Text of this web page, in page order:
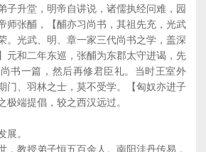
子升堂，明帝自讲说，诸儒执经问难，园
师张酺，【酺亦习尚书，其祖先充，光武
。光武、明、章一家三代尚书之学，盖深
元和二年东巡，张酺为东郡太守进谒，先
书一篇，然后再修君臣礼。当时王室外
门、羽林之士，莫不受学。【匈奴亦进子
极端提倡，较之西汉远过。
展。
，教授弟子恒五百余人。南阳洼丹传易，